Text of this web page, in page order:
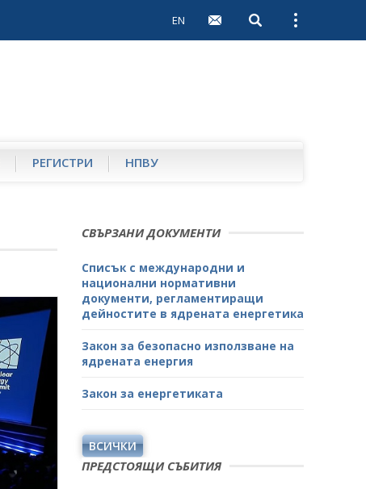
EN Open search
Open
РЕГИСТРИ НПВУ
СВЪРЗАНИ ДОКУМЕНТИ
Списък с международни и
национални нормативни
документи, регламентиращи
дейностите в ядрената енергетика
Закон за безопасно използване на
ядрената енергия
Закон за енергетиката
ВСИЧКИ
ПРЕДСТОЯЩИ СЪБИТИЯ